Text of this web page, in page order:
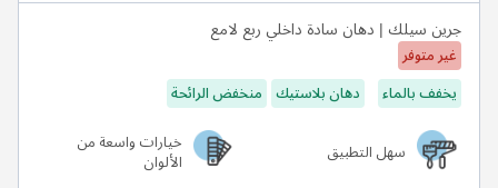
جرين سيلك | دهان سادة داخلي ربع لامع
غير متوفر
يخفف بالماء
دهان بلاستيك منخفض الرائحة
سهل التطبيق
خيارات واسعة من
الألوان